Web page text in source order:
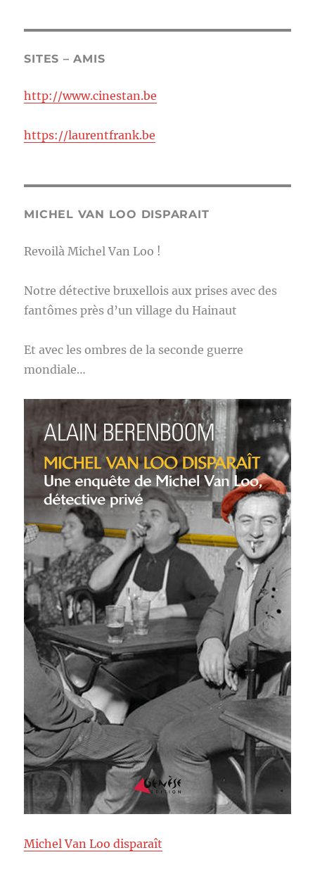
SITES – AMIS
http://www.cinestan.be
https://laurentfrank.be
MICHEL VAN LOO DISPARAIT
Revoilà Michel Van Loo !
Notre détective bruxellois aux prises avec des
fantômes près d’un village du Hainaut
Et avec les ombres de la seconde guerre
mondiale…
Michel Van Loo disparaît